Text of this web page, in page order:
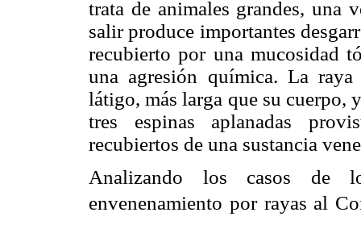
trata de animales grandes, una
salir produce importantes
recubierto por una mucosidad
una agresión química. La
látigo, más larga que su cuerpo,
tres espinas aplanadas
recubiertos de una sustancia
Analizando los casos de
envenenamiento por rayas al